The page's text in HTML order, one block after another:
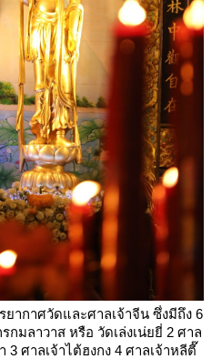
ากาศวัดและศาลเจ้าจีน ซึ่งมีถึง 6
มลาวาส หรือ วัดเล่งเน่ยยี่ 2 ศาล
ศาลเจ้าไต้ฮงกง 4 ศาลเจ้าหลีตี๊